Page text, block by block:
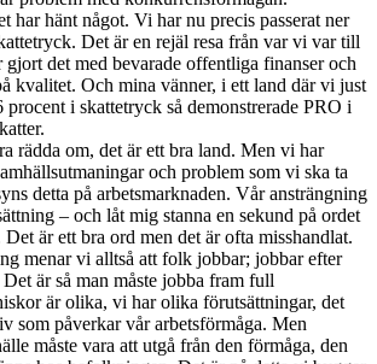
har hänt något. Vi har nu precis passerat ner
Det är en rejäl resa från var vi var till
det med bevarade offentliga finanser och
kvalitet. Och mina vänner, i ett land där vi just
procent i skattetryck så demonstrerade PRO i
rädda om, det är ett bra land. Men vi har
och problem som vi ska ta
detta på arbetsmarknaden. Vår ansträngning
– och låt mig stanna en sekund på ordet
är ett bra ord men det är ofta misshandlat.
menar vi alltså att folk jobbar; jobbar efter
är så man måste jobba fram full
är olika, vi har olika förutsättningar, det
som påverkar vår arbetsförmåga. Men
måste vara att utgå från den förmåga, den